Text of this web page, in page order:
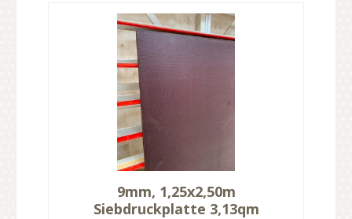
9mm, 1,25x2,50m
Siebdruckplatte 3,13qm